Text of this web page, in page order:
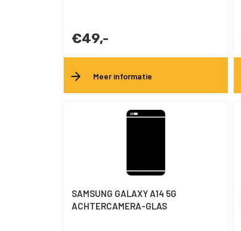
€49,-
Meer informatie
SAMSUNG GALAXY A14 5G
ACHTERCAMERA-GLAS